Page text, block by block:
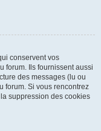
conservent vos
forum. Ils fournissent aussi
des messages (lu ou
forum. Si vous rencontrez
suppression des cookies